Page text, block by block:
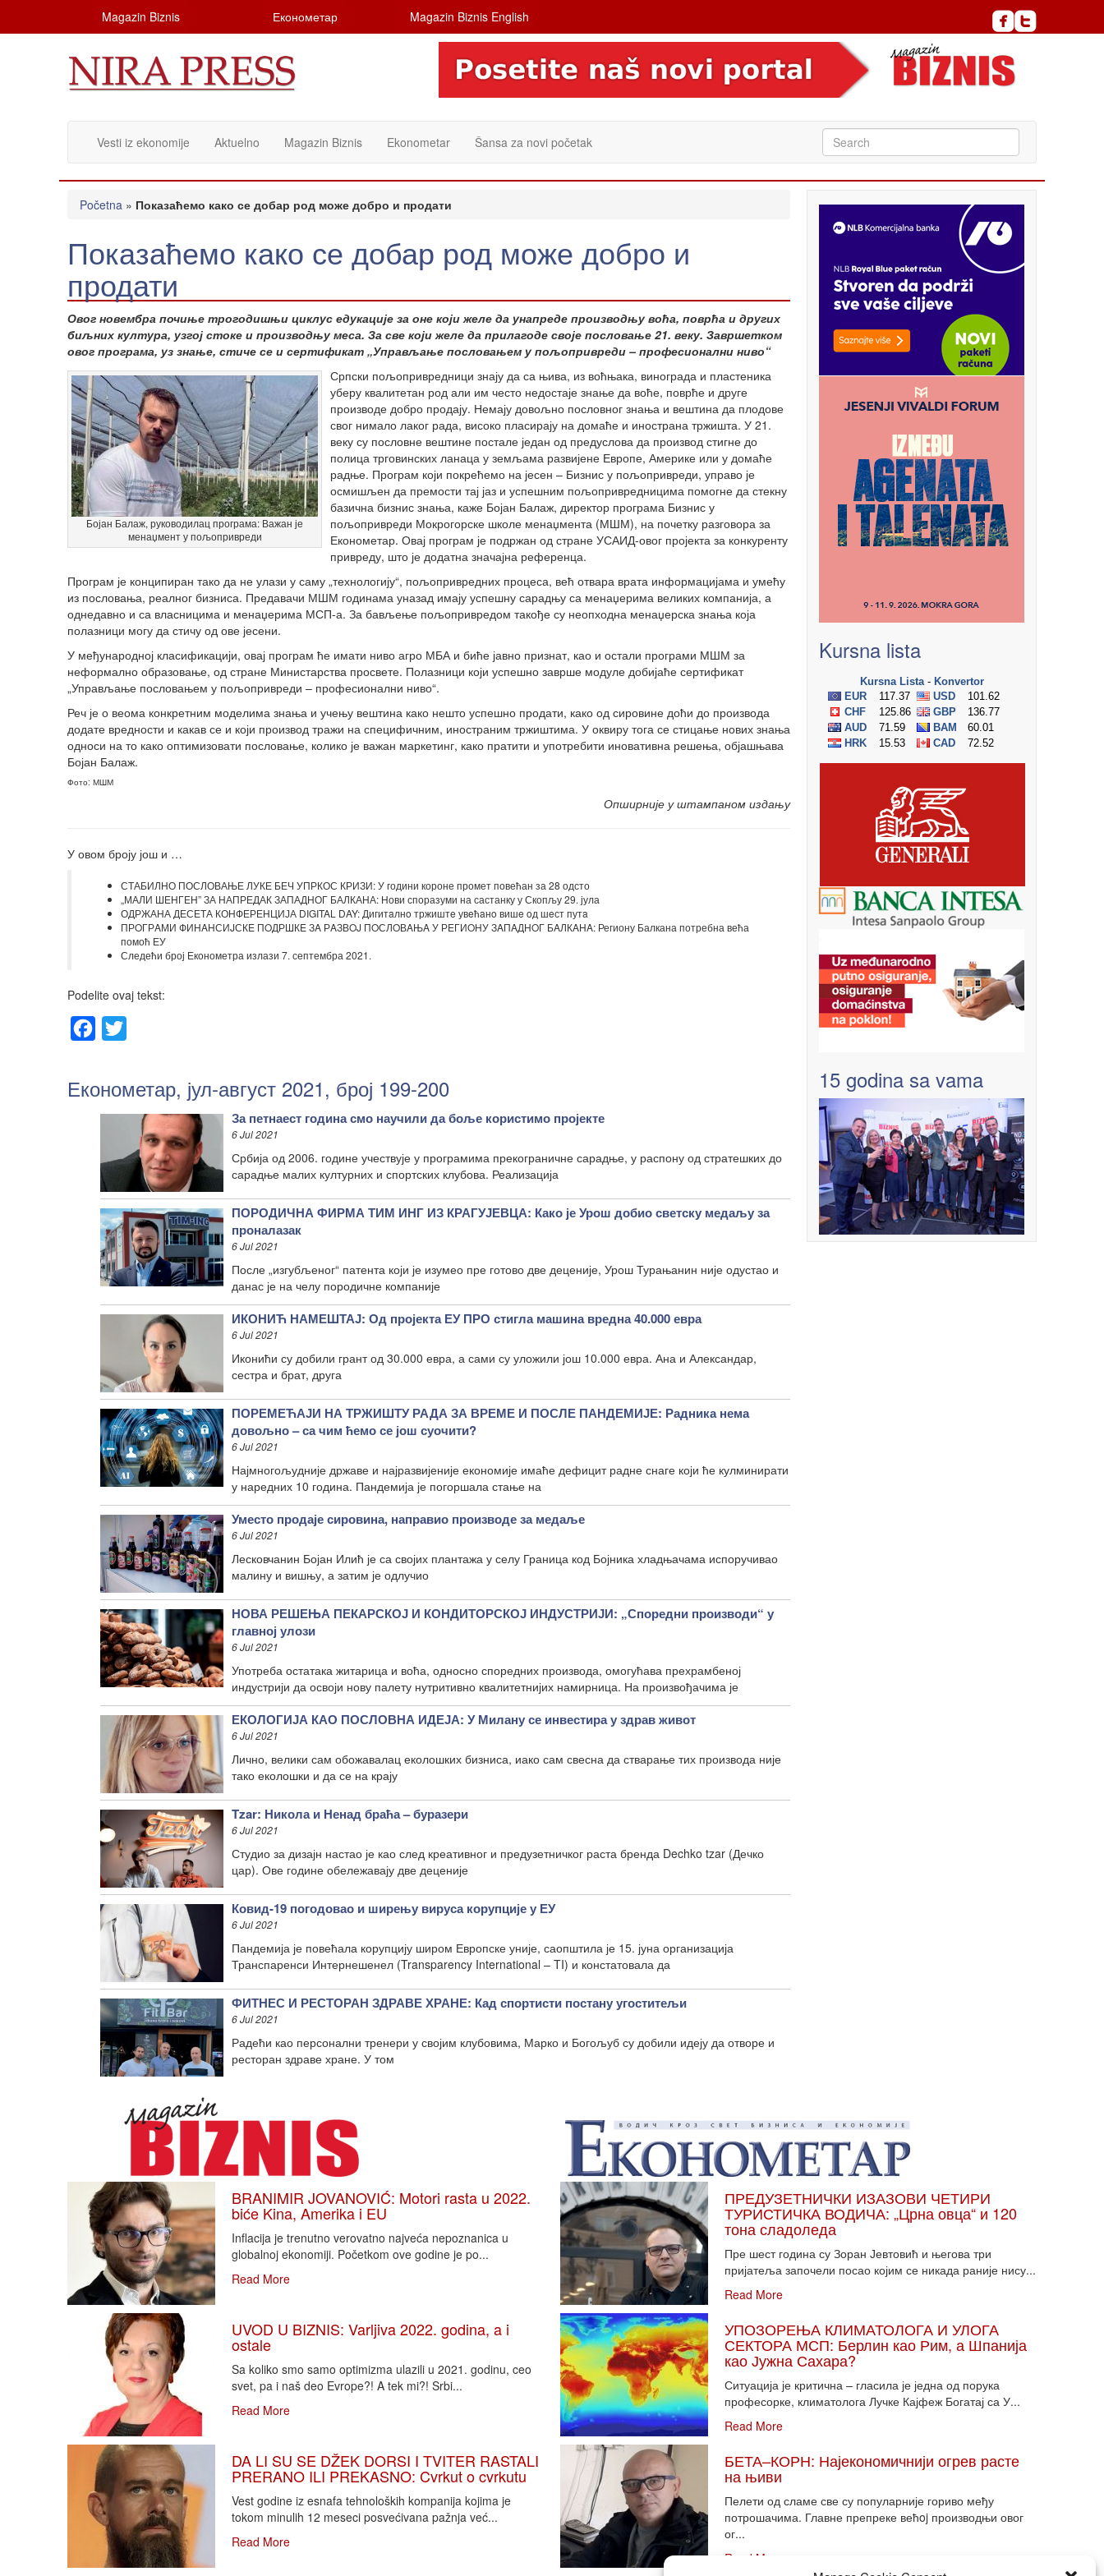
Magazin Biznis Економетар Magazin Biznis English
Vesti iz ekonomije Aktuelno Magazin Biznis Ekonometar Šansa za novi početak
Početna » Показаћемо како се добар род може добро и продати
Показаћемо како се добар род може добро и
продати
Овог новембра почиње трогодишњи циклус едукације за оне који желе да унапреде производњу воћа, поврћа и других
биљних култура, узгој стоке и производњу меса. За све који желе да прилагоде своје пословање 21. веку. Завршетком
овог програма, уз знање, стиче се и сертификат „Управљање пословањем у пољопривреди – професионални ниво“
Бојан Балаж, руководилац програма: Важан је
менаџмент у пољопривреди
Српски пољопривредници знају да са њива, из воћњака, винограда и пластеника
уберу квалитетан род али им често недостаје знање да воће, поврће и друге
производе добро продају. Немају довољно пословног знања и вештина да плодове
свог нимало лаког рада, високо пласирају на домаће и инострана тржишта. У 21.
веку су пословне вештине постале један од предуслова да производ стигне до
полица трговинских ланаца у земљама развијене Европе, Америке или у домаће
радње. Програм који покрећемо на јесен – Бизнис у пољопривреди, управо је
осмишљен да премости тај јаз и успешним пољопривредницима помогне да стекну
базична бизнис знања, каже Бојан Балаж, директор програма Бизнис у
пољопривреди Мокрогорске школе менаџмента (МШМ), на почетку разговора за
Економетар. Овај програм је подржан од стране УСАИД-овог пројекта за конкуренту
привреду, што је додатна значајна референца.
Програм је конципиран тако да не улази у саму „технологију“, пољопривредних процеса, већ отвара врата информацијама и умећу
из пословања, реалног бизниса. Предавачи МШМ годинама уназад имају успешну сарадњу са менаџерима великих компанија, а
однедавно и са власницима и менаџерима МСП-а. За бављење пољопривредом такође су неопходна менаџерска знања која
полазници могу да стичу од ове јесени.
У међународној класификацији, овај програм ће имати ниво агро МБА и биће јавно признат, као и остали програми МШМ за
неформално образовање, од стране Министарства просвете. Полазници који успешно заврше модуле добијаће сертификат
„Управљање пословањем у пољопривреди – професионални ниво“.
Реч је о веома конкретним моделима знања и учењу вештина како нешто успешно продати, како од сировине доћи до производа
додате вредности и какав се и који производ тражи на специфичним, иностраним тржиштима. У оквиру тога се стицање нових знања
односи на то како оптимизовати пословање, колико је важан маркетинг, како пратити и употребити иновативна решења, објашњава
Бојан Балаж.
Фото: МШМ
Опширније у штампаном издању
У овом броју још и …
СТАБИЛНО ПОСЛОВАЊЕ ЛУКЕ БЕЧ УПРКОС КРИЗИ: У години короне промет повећан за 28 одсто
„МАЛИ ШЕНГЕН” ЗА НАПРЕДАК ЗАПАДНОГ БАЛКАНА: Нови споразуми на састанку у Скопљу 29. јула
ОДРЖАНА ДЕСЕТА КОНФЕРЕНЦИЈА DIGITAL DAY: Дигитaлнo тржиштe увeћaнo вишe oд шeст путa
ПРOГРAМИ ФИНAНСИJСКE ПOДРШКE ЗA РAЗВOJ ПOСЛOВAЊA У РEГИOНУ ЗAПAДНOГ БAЛКAНA: Региону Балкана потребна већа
помоћ ЕУ
Следећи број Економетра излази 7. септембра 2021.
Podelite ovaj tekst:
Facebook
Економетар, јул-август 2021, број 199-200
За петнаест година смо научили да боље користимо пројекте
6 Jul 2021
Србија од 2006. године учествује у програмима прекограничне сарадње, у распону од стратешких до
сарадње малих културних и спортских клубова. Реализација
ПОРОДИЧНА ФИРМА ТИМ ИНГ ИЗ КРАГУЈЕВЦА: Како је Урош добио светску медаљу за
проналазак
6 Jul 2021
После „изгубљеног“ патента који је изумео пре готово две деценије, Урош Турањанин није одустао и
данас је на челу породичне компаније
ИКОНИЋ НАМЕШТАЈ: Од пројекта ЕУ ПРО стигла машина вредна 40.000 евра
6 Jul 2021
Иконићи су добили грант од 30.000 евра, а сами су уложили још 10.000 евра. Ана и Александар,
сестра и брат, друга
ПОРЕМЕЋАЈИ НА ТРЖИШТУ РАДА ЗА ВРЕМЕ И ПОСЛЕ ПАНДЕМИЈЕ: Радника нема
довољно – са чим ћемо се још суочити?
6 Jul 2021
Најмногољудније државе и најразвијеније економије имаће дефицит радне снаге који ће кулминирати
у наредних 10 година. Пандемија је погоршала стање на
Уместо продаје сировина, направио производе за медаље
6 Jul 2021
Лесковчанин Бојан Илић је са својих плантажа у селу Граница код Бојника хладњачама испоручивао
малину и вишњу, а затим је одлучио
НОВА РЕШЕЊА ПЕКАРСКОЈ И КОНДИТОРСКОЈ ИНДУСТРИЈИ: „Споредни производи“ у
главној улози
6 Jul 2021
Употреба остатака житарица и воћа, односно споредних производа, омогућава прехрамбеној
индустрији да освоји нову палету нутритивно квалитетнијих намирница. На произвођачима је
ЕКОЛОГИЈА КАО ПОСЛОВНА ИДЕЈА: У Милану се инвестира у здрав живот
6 Jul 2021
Лично, велики сам обожавалац еколошких бизниса, иако сам свесна да стварање тих производа није
тако еколошки и да се на крају
Tzar: Никола и Ненад браћа – буразери
6 Jul 2021
Студио за дизајн настао је као след креативног и предузетничког раста бренда Dechko tzar (Дечко
цар). Ове године обележавају две деценије
Ковид-19 погодовао и ширењу вируса корупције у ЕУ
6 Jul 2021
Пандемија је повећала корупцију широм Европске уније, саопштила је 15. јуна организација
Транспаренси Интернешенел (Transparency International – TI) и констатовала да
ФИТНЕС И РЕСТОРАН ЗДРАВЕ ХРАНЕ: Кад спортисти постану угоститељи
6 Jul 2021
Радећи као персонални тренери у својим клубовима, Марко и Богољуб су добили идеју да отворе и
ресторан здраве хране. У том
Kursna lista
15 godina sa vama
BRANIMIR JOVANOVIĆ: Motori rasta u 2022.
biće Kina, Amerika i EU
Inflacija je trenutno verovatno najveća nepoznanica u
globalnoj ekonomiji. Početkom ove godine je po...
Read More
UVOD U BIZNIS: Varljiva 2022. godina, a i
ostale
Sa koliko smo samo optimizma ulazili u 2021. godinu, ceo
svet, pa i naš deo Evrope?! A tek mi?! Srbi...
Read More
DA LI SU SE DŽEK DORSI I TVITER RASTALI
PRERANO ILI PREKASNO: Cvrkut o cvrkutu
Vest godine iz esnafa tehnoloških kompanija kojima je
tokom minulih 12 meseci posvećivana pažnja već...
Read More
ПРЕДУЗЕТНИЧКИ ИЗАЗОВИ ЧЕТИРИ
ТУРИСТИЧКА ВОДИЧА: „Црна овца“ и 120
тона сладоледа
Пре шест година су Зоран Јевтовић и његова три
пријатеља започели посао којим се никада раније нису...
Read More
УПОЗОРЕЊА КЛИМАТОЛОГА И УЛОГА
СЕКТОРА МСП: Берлин као Рим, а Шпанија
као Јужна Сахара?
Ситуација је критична – гласила је једна од порука
професорке, климатолога Лучке Кајфеж Богатај са У...
Read More
БЕТА–КОРН: Најекономичнији огрев расте
на њиви
Пелети од сламе све су популарније гориво међу
потрошачима. Главне препреке већoj производњи овог
ог...
Read More